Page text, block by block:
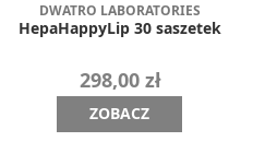
DWATRO LABORATORIES
HepaHappyLip 30 saszetek
298,00 zł
ZOBACZ